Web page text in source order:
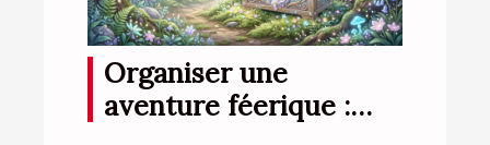
Organiser une
aventure féerique :